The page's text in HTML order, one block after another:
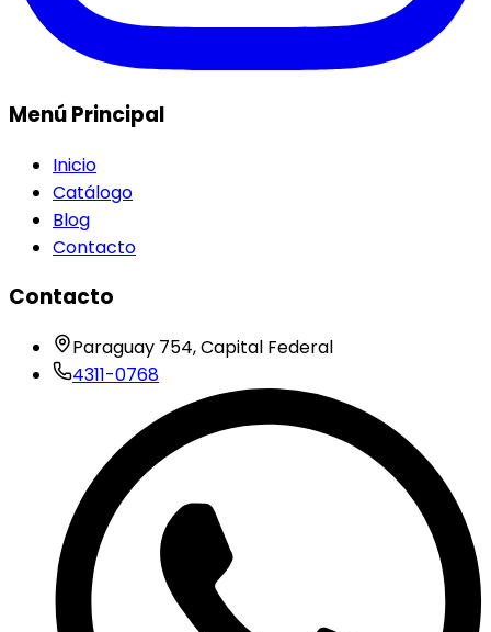
Menú Principal
Inicio
Catálogo
Blog
Contacto
Contacto
Paraguay 754, Capital Federal
4311-0768